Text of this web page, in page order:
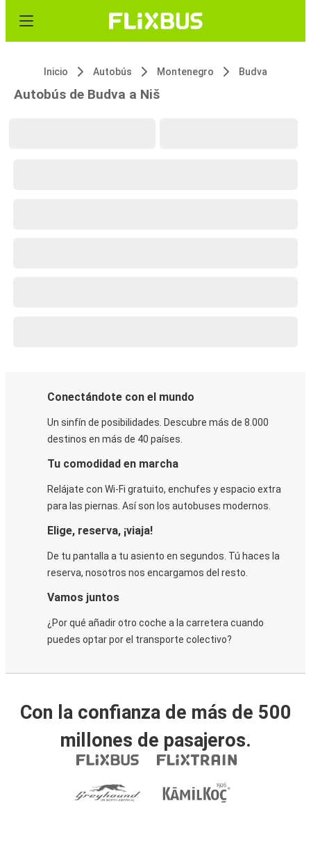
Inicio Autobús Montenegro Budva
Autobús de Budva a Niš
Conectándote con el mundo
Un sinfín de posibilidades. Descubre más de 8.000
destinos en más de 40 países.
Tu comodidad en marcha
Relájate con Wi-Fi gratuito, enchufes y espacio extra
para las piernas. Así son los autobuses modernos.
Elige, reserva, ¡viaja!
De tu pantalla a tu asiento en segundos. Tú haces la
reserva, nosotros nos encargamos del resto.
Vamos juntos
¿Por qué añadir otro coche a la carretera cuando
puedes optar por el transporte colectivo?
Con la confianza de más de 500
millones de pasajeros.